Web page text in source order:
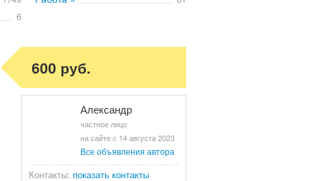
6
600 руб.
Александр
частное лицо
на сайте с 14 августа 2023
Все объявления автора
Контакты: показать контакты